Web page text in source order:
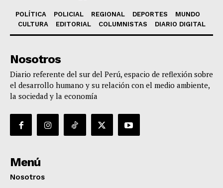
POLÍTICA POLICIAL REGIONAL DEPORTES
MUNDO
CULTURA
EDITORIAL COLUMNISTAS DIARIO DIGITAL
Nosotros
Diario referente del sur del Perú, espacio de reflexión sobre
el desarrollo humano y su relación con el medio ambiente,
la sociedad y la economía
Menú
Nosotros